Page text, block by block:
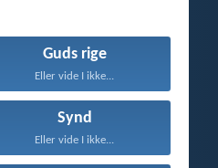
Guds rige
Eller vide I ikke...
Synd
Eller vide I ikke...